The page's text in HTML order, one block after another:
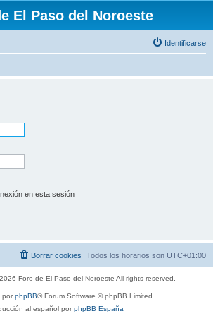
El Paso del Noroeste
Identificarse
en esta sesión
Todos los horarios son UTC+01:00
Borrar cookies
Foro de El Paso del Noroeste All rights reserved.
porphpBB® Forum Software © phpBB Limited
al español porphpBB España